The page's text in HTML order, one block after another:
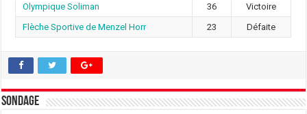
Olympique Soliman 36
Victoire
Flèche Sportive de Menzel Horr
23 Défaite
Sondage